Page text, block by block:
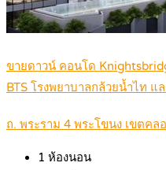
ขายดาวน์ คอนโด
BTS โรงพยาบาลกล้วยน้ำไท แ
ถ. พระราม 4 พระโขนง เขตคล
1 ห้องนอน